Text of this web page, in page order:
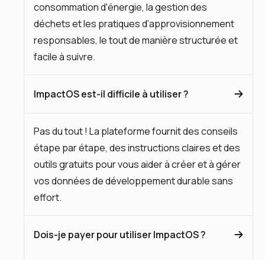
consommation d'énergie, la gestion des
déchets et les pratiques d'approvisionnement
responsables, le tout de manière structurée et
facile à suivre.
ImpactOS est-il difficile à utiliser ?
Pas du tout ! La plateforme fournit des conseils
étape par étape, des instructions claires et des
outils gratuits pour vous aider à créer et à gérer
vos données de développement durable sans
effort.
Dois-je payer pour utiliser ImpactOS ?